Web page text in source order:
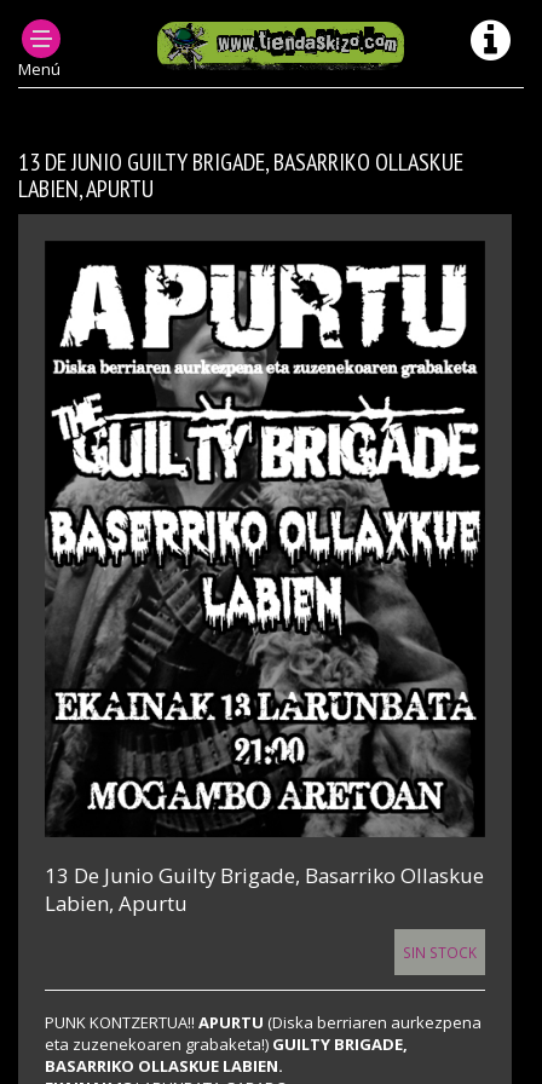
Menú
MUSICA CONCIERTOS ANTERIORES
INFORMACIÓN SOBRE CONCIERTOS PUNK OI
13 DE JUNIO GUILTY BRIGADE, BASARRIKO OLLASKUE
LABIEN, APURTU
13 De Junio Guilty Brigade, Basarriko Ollaskue
Labien, Apurtu
SIN STOCK
PUNK KONTZERTUA!! APURTU (Diska berriaren aurkezpena
eta zuzenekoaren grabaketa!) GUILTY BRIGADE,
BASARRIKO OLLASKUE LABIEN.